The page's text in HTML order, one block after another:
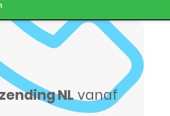
NLvanaf